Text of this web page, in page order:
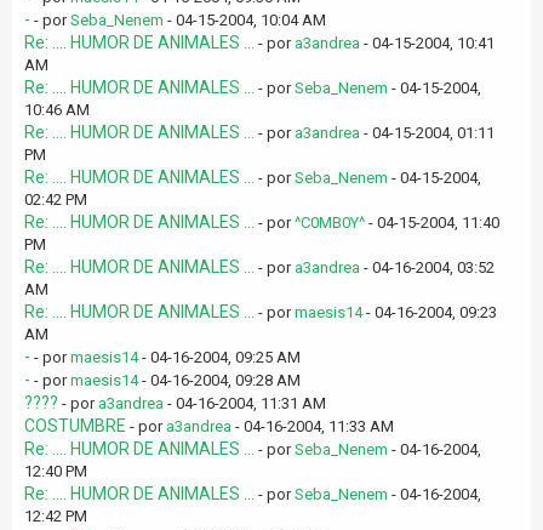
- - porSeba_Nenem - 04-15-2004, 10:04 AM
Re: .... HUMOR DE ANIMALES ... - por a3andrea - 04-15-2004, 10:41
AM
Re: .... HUMOR DE ANIMALES ... - porSeba_Nenem - 04-15-2004,
10:46 AM
Re: .... HUMOR DE ANIMALES ... - por a3andrea - 04-15-2004, 01:11
PM
Re: .... HUMOR DE ANIMALES ... - porSeba_Nenem - 04-15-2004,
02:42 PM
Re: .... HUMOR DE ANIMALES ... - por^C0MB0Y^ - 04-15-2004, 11:40
PM
Re: .... HUMOR DE ANIMALES ... - por a3andrea - 04-16-2004, 03:52
AM
Re: .... HUMOR DE ANIMALES ... - pormaesis14- 04-16-2004, 09:23
AM
- - pormaesis14- 04-16-2004, 09:25 AM
- - pormaesis14- 04-16-2004, 09:28 AM
???? - por a3andrea - 04-16-2004, 11:31 AM
COSTUMBRE - por a3andrea - 04-16-2004, 11:33 AM
Re: .... HUMOR DE ANIMALES ... - porSeba_Nenem - 04-16-2004,
12:40 PM
Re: .... HUMOR DE ANIMALES ... - porSeba_Nenem - 04-16-2004,
12:42 PM